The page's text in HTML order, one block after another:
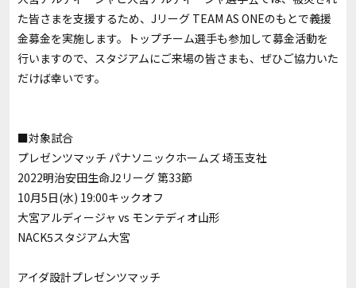
た皆さまを支援するため、Jリーグ TEAM AS ONEのもとで義援
金募金を実施します。トップチーム選手も参加して募金活動を
行いますので、スタジアムにご来場の皆さまも、ぜひご協力いた
だけば幸いです。
■対象試合
プレゼンツマッチ パナソニックホームズ 埼玉支社
2022明治安田生命J2リーグ 第33節
10月5日(水) 19:00キックオフ
大宮アルディージャ vs モンテディオ山形
NACK5スタジアム大宮
アイダ設計プレゼンツマッチ